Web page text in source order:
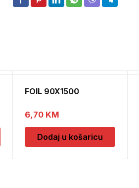
FOIL 90X1500
6,70 KM
Dodaj u košaricu